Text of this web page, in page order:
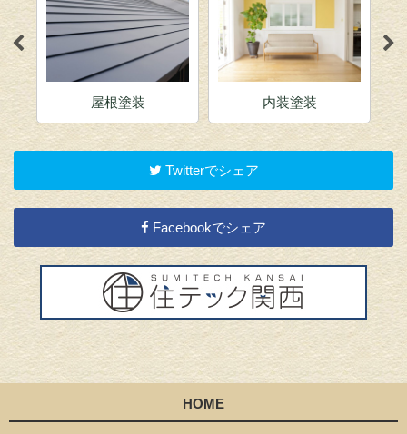
屋根塗装 内装塗装
Twitterでシェア
Facebookでシェア
HOME